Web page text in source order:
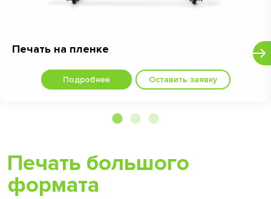
Печать на пленке
Подробнее Оставить заявку
Печать большого
формата